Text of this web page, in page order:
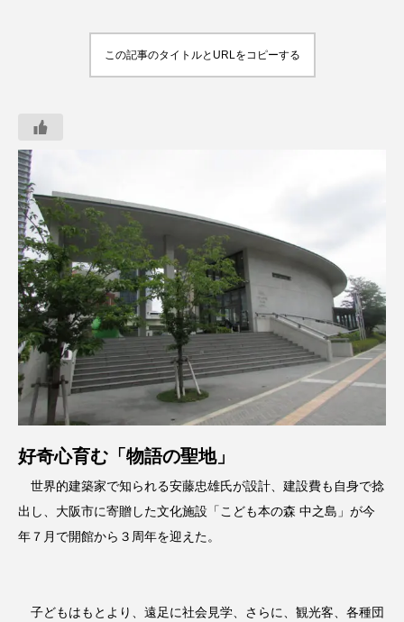
この記事のタイトルとURLをコピーする
好奇心育む「物語の聖地」
世界的建築家で知られる安藤忠雄氏が設計、建設費も自身で捻
出し、大阪市に寄贈した文化施設「こども本の森 中之島」が今
年７月で開館から３周年を迎えた。
子どもはもとより、遠足に社会見学、さらに、観光客、各種団